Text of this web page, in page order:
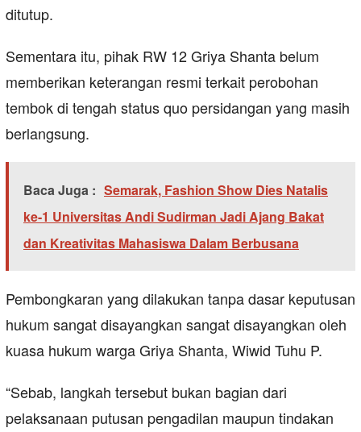
ditutup.
Sementara itu, pihak RW 12 Griya Shanta belum
memberikan keterangan resmi terkait perobohan
tembok di tengah status quo persidangan yang masih
berlangsung.
Baca Juga : Semarak, Fashion Show Dies Natalis
ke-1 Universitas Andi Sudirman Jadi Ajang Bakat
dan Kreativitas Mahasiswa Dalam Berbusana
Pembongkaran yang dilakukan tanpa dasar keputusan
hukum sangat disayangkan sangat disayangkan oleh
kuasa hukum warga Griya Shanta, Wiwid Tuhu P.
“Sebab, langkah tersebut bukan bagian dari
pelaksanaan putusan pengadilan maupun tindakan